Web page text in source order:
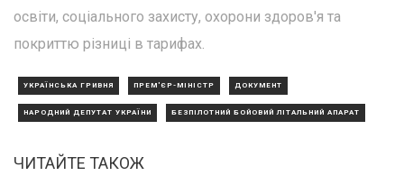
освіти, соціального захисту, охорони здоров'я та
покриттю різниці в тарифах.
УКРАЇНСЬКА ГРИВНЯ ПРЕМ'ЄР-МІНІСТР ДОКУМЕНТ
НАРОДНИЙ ДЕПУТАТ УКРАЇНИ БЕЗПІЛОТНИЙ БОЙОВИЙ ЛІТАЛЬНИЙ АПАРАТ
ЧИТАЙТЕ ТАКОЖ